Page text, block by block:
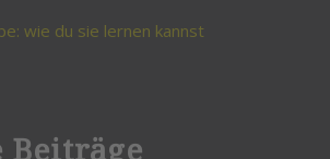
wie du sie lernen kannst
Beiträge